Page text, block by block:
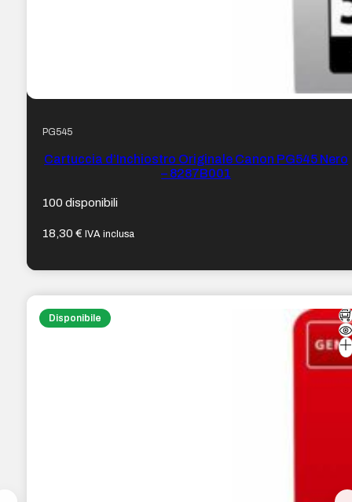
PG545
Cartuccia d’Inchiostro Originale Canon PG545 Nero
– 8287B001
100 disponibili
18,30€ IVA inclusa
Disponibile